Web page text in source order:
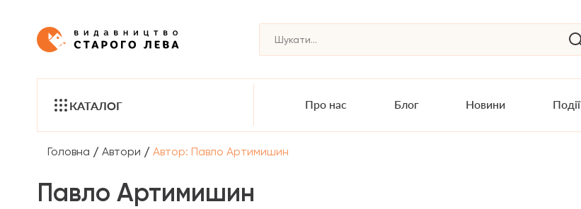
КАТАЛОГ Про нас Блог Новини Події
Головна / Автори / Автор: Павло Артимишин
Павло Артимишин